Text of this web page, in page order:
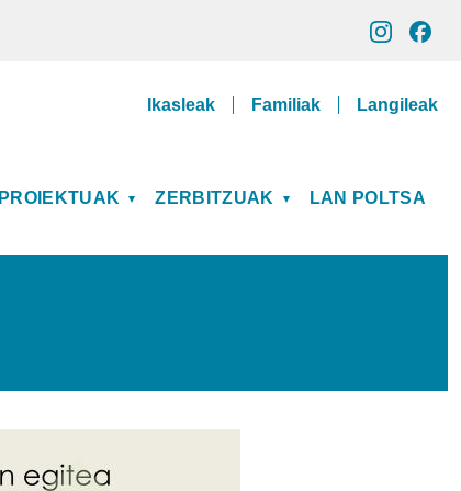
Gune pribatuak
Ikasleak Familiak Langileak
PROIEKTUAK ZERBITZUAK LAN POLTSA